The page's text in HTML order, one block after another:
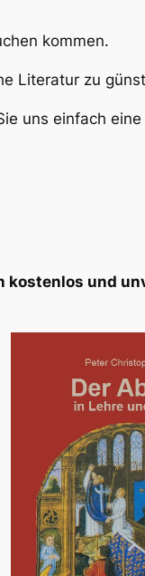
kommen.
Literatur zu
uns einfach
kostenlos und